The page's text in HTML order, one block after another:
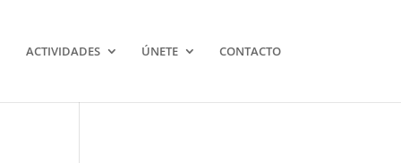
ACTIVIDADES ÚNETE CONTACTO